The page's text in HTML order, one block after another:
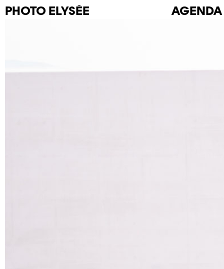
PHOTO ELYSÉE AGENDA